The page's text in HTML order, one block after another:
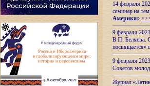
14 февраля
семинар на
Америки»
9 февраля
В.П. Беляева.
посвящается»
9 февраля
Советов
Журнал